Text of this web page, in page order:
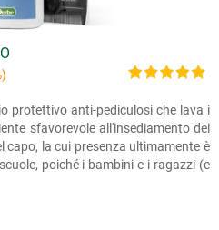
protettivo anti-pediculosi che lava i
sfavorevole all'insediamento dei
capo, la cui presenza ultimamente è
poiché i bambini e i ragazzi (e